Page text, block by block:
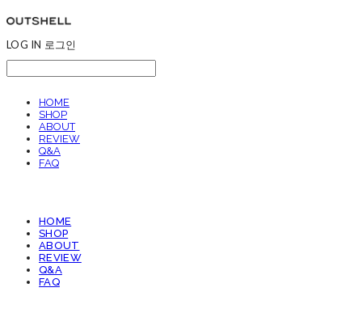
LOG IN 로그인
HOME
SHOP
ABOUT
REVIEW
Q&A
FAQ
HOME
SHOP
ABOUT
REVIEW
Q&A
FAQ